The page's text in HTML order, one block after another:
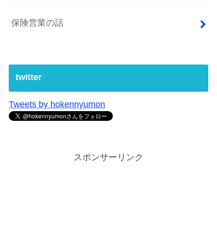
保険営業の話
twitter
Tweets by hokennyumon
スポンサーリンク